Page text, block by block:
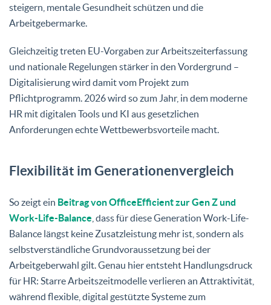
steigern, mentale Gesundheit schützen und die
Arbeitgebermarke.
Gleichzeitig treten EU-Vorgaben zur Arbeitszeiterfassung
und nationale Regelungen stärker in den Vordergrund –
Digitalisierung wird damit vom Projekt zum
Pflichtprogramm. 2026 wird so zum Jahr, in dem moderne
HR mit digitalen Tools und KI aus gesetzlichen
Anforderungen echte Wettbewerbsvorteile macht.
Flexibilität im Generationenvergleich
So zeigt ein Beitrag von OfficeEfficient zur Gen Z und
Work-Life-Balance , dass für diese Generation Work-Life-
Balance längst keine Zusatzleistung mehr ist, sondern als
selbstverständliche Grundvoraussetzung bei der
Arbeitgeberwahl gilt. Genau hier entsteht Handlungsdruck
für HR: Starre Arbeitszeitmodelle verlieren an Attraktivität,
während flexible, digital gestützte Systeme zum